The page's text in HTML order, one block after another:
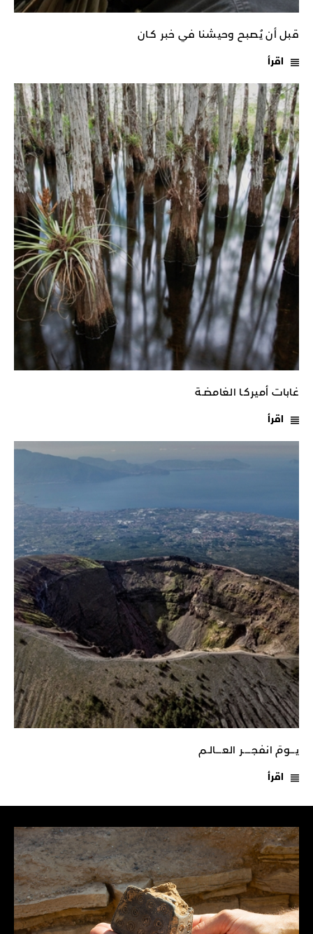
قبل أن يُصبح وحيشنا في خبر كـان
اقرأ
غابات أميركـا الغامضـة
اقرأ
يـــومَ انفجـــــر العــــالـم
اقرأ